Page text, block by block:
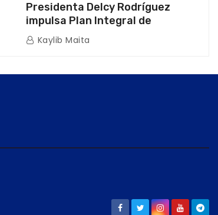
Presidenta Delcy Rodríguez
impulsa Plan Integral de
Reactivación Económica en La
Guaira
Kaylib Maita